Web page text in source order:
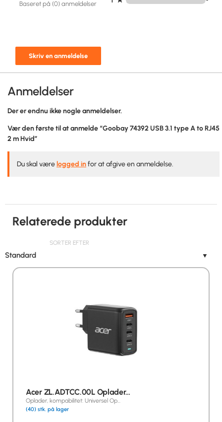
Baseret på (0) anmeldelser
Skriv en anmeldelse
Anmeldelser
Der er endnu ikke nogle anmeldelser.
Vær den første til at anmelde “Goobay 74392 USB 3.1 type A to RJ45
2 m Hvid”
Du skal være logged infor at afgive en anmeldelse.
Relaterede produkter
SORTER EFTER
Standard ▼
Acer ZL.ADTCC.00L Oplader…
Oplader, kompabilitet: Universel Op…
(40) stk. på lager